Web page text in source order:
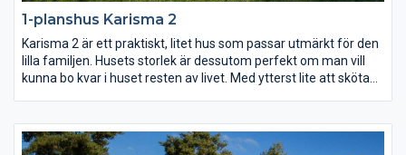
1-planshus Karisma 2
Karisma 2 är ett praktiskt, litet hus som passar utmärkt för den
lilla familjen. Husets storlek är dessutom perfekt om man vill
kunna bo kvar i huset resten av livet. Med ytterst lite att sköta
varje rum är generöst tilltagna och det finns stora möjligheter
att anpassa inredningen efter just era behov.